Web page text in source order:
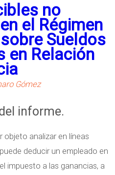
no
el Régimen
Sueldos
en Relación
Gómez
del informe.
objeto analizar en líneas
deducir un empleado en
impuesto a las ganancias, a